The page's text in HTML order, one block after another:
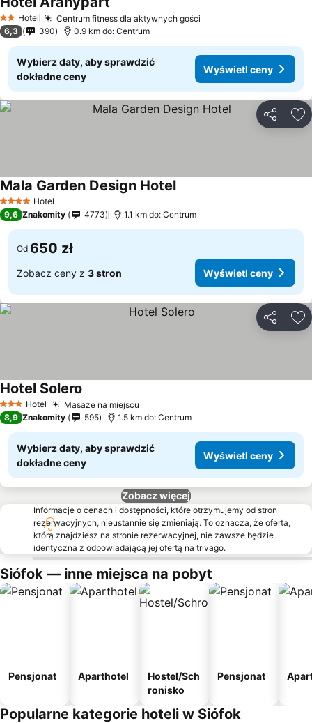
2 Kategoria
Hotel Centrum fitness dla aktywnych gości
6,3 390 0.9 km do: Centrum
Wybierz daty, aby sprawdzić
dokładne ceny
Wyświetl ceny
4 KategoriaHotel
Mala Garden Design Hotel
9,6 Znakomity 4773 1.1 km do: Centrum
Od 650 zł
Zobacz ceny z 3 stron Wyświetl ceny
3 Kategoria
Hotel Masaże na miejscu
Hotel Solero
8,9 Znakomity 595 1.5 km do: Centrum
Wybierz daty, aby sprawdzić
dokładne ceny
Wyświetl ceny
Zobacz więcej
Informacje o cenach i dostępności, które otrzymujemy od stron
rezerwacyjnych, nieustannie się zmieniają. To oznacza, że oferta,
którą znajdziesz na stronie rezerwacyjnej, nie zawsze będzie
identyczna z odpowiadającą jej ofertą na trivago.
Siófok — inne miejsca na pobyt
Pensjonat Aparthotel
Hostel/Sch
ronisko
Pensjonat
Popularne kategorie hoteli w Siófok